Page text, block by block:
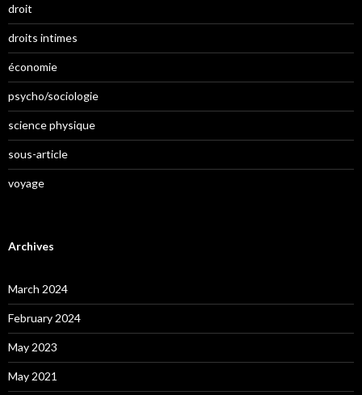
droit
droits intimes
économie
psycho/sociologie
science physique
sous-article
voyage
Archives
March 2024
February 2024
May 2023
May 2021